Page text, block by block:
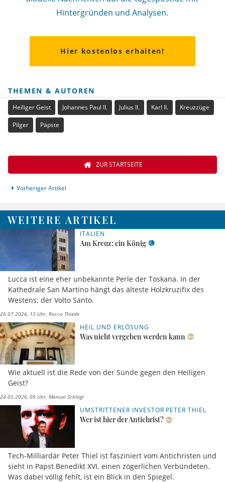
Hintergründen und Analysen.
Hier kostenlos erhalten!
THEMEN & AUTOREN
Heiliger Geist Johannes Paul II. Julius II. Karl II. Kreuzzüge
Pilger Päpste
Vorheriger Artikel
ZUR STARTSEITE
WEITERE ARTIKEL
ITALIEN
Am Kreuz: ein König
Lucca ist eine eher unbekannte Perle der Toskana. In der
Kathedrale San Martino hängt das älteste Holzkruzifix des
Westens: der Volto Santo.
26.07.2026, 13 Uhr Rocco Thiede
HEIL UND ERLÖSUNG
Was nicht vergeben werden kann
Wie aktuell ist die Rede von der Sünde gegen den Heiligen
Geist?
24.05.2026, 09 Uhr Manuel Schlögl
UMSTRITTENER INVESTOR PETER THIEL
Wer ist hier der Antichrist?
Tech-Milliardär Peter Thiel ist fasziniert vom Antichristen und
sieht in Papst Benedikt XVI. einen zögerlichen Verbündeten.
Was dabei völlig fehlt, ist ein Blick in den Spiegel.